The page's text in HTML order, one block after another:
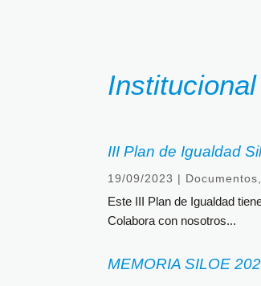
Institucional
III Plan de Igualdad
19/09/2023 | Documentos
Este III Plan de Igualdad
Colabora con nosotros...
MEMORIA SILOE